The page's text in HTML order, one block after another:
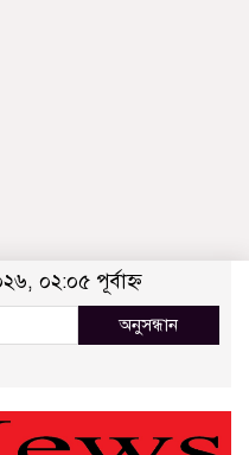
০২:০৫ পূর্বাহ্ন
অনুসন্ধান